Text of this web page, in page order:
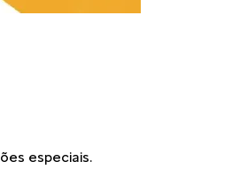
especiais.